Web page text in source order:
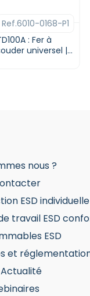
: Fer à
universel |
Ref.6010-0168-P1
nous ?
ESD individuelle
travail ESD
ESD
et